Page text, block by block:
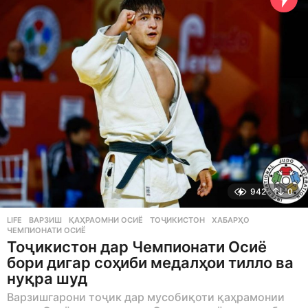
o
942 0
LIFE ВАРЗИШ ,ҚАҲРАОМНИ ОСИЁ ,ТОҶИКИСТОН ,ХАБАРҲО
ЧЕМПИОНАТИ ОСИЁ
Тоҷикистон дар Чемпионати Осиё
бори дигар соҳиби медалҳои тилло ва
нуқра шуд
Варзишгарони тоҷик дар мусобиқоти қаҳрамонии